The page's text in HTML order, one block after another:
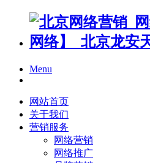
Menu
网站首页
关于我们
营销服务
网络营销
网络推广